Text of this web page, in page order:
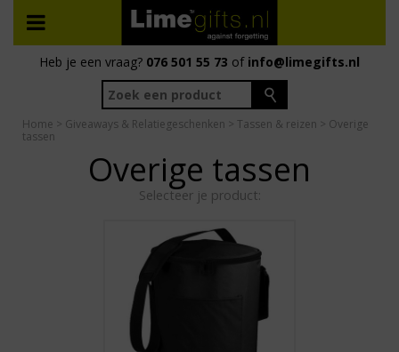
Heb je een vraag? 076 501 55 73 of info@limegifts.nl
Home > Giveaways & Relatiegeschenken > Tassen & reizen > Overige
tassen
Overige tassen
Selecteer je product: